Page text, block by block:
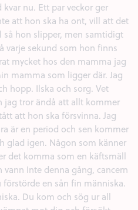
nu. Ett par veckor ger
att hon ska ha ont, vill att det
så hon slipper, men samtidigt
varje sekund som hon finns
mycket hos den mamma jag
mamma som ligger där. Jag
hopp. Ilska och sorg. Vet
jag tror ändå att allt kommer
att hon ska försvinna. Jag
är en period och sen kommer
glad igen. Någon som känner
det komma som en käftsmäll
Inte denna gång, cancern
förstörde en sån fin människa.
Du kom och sög ur all